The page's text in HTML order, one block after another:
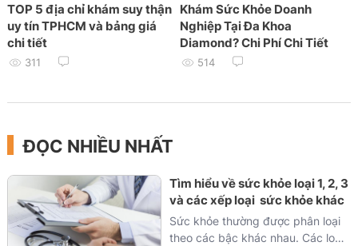
TOP 5 địa chỉ khám suy thận
uy tín TPHCM và bảng giá
chi tiết
311
Khám Sức Khỏe Doanh
Nghiệp Tại Đa Khoa
Diamond? Chi Phí Chi Tiết
514
ĐỌC NHIỀU NHẤT
Tìm hiểu về sức khỏe loại 1, 2, 3
và các xếp loại sức khỏe khác
Sức khỏe thường được phân loại
theo các bậc khác nhau. Các loại